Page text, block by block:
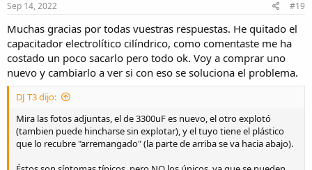
s
Sep 14, 2022 #19
Muchas gracias por todas vuestras respuestas. He quitado el
capacitador electrolítico cilíndrico, como comentaste me ha
costado un poco sacarlo pero todo ok. Voy a comprar uno
nuevo y cambiarlo a ver si con eso se soluciona el problema.
DJ T3 dijo:
Mira las fotos adjuntas, el de 3300uF es nuevo, el otro explotó
(tambien puede hincharse sin explotar), y el tuyo tiene el plástico
que lo recubre "arremangado" (la parte de arriba se va hacia abajo).